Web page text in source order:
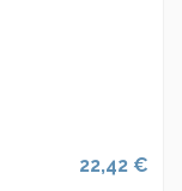
22,42 €